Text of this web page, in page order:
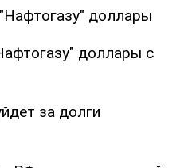
доллары
доллары с
за долги